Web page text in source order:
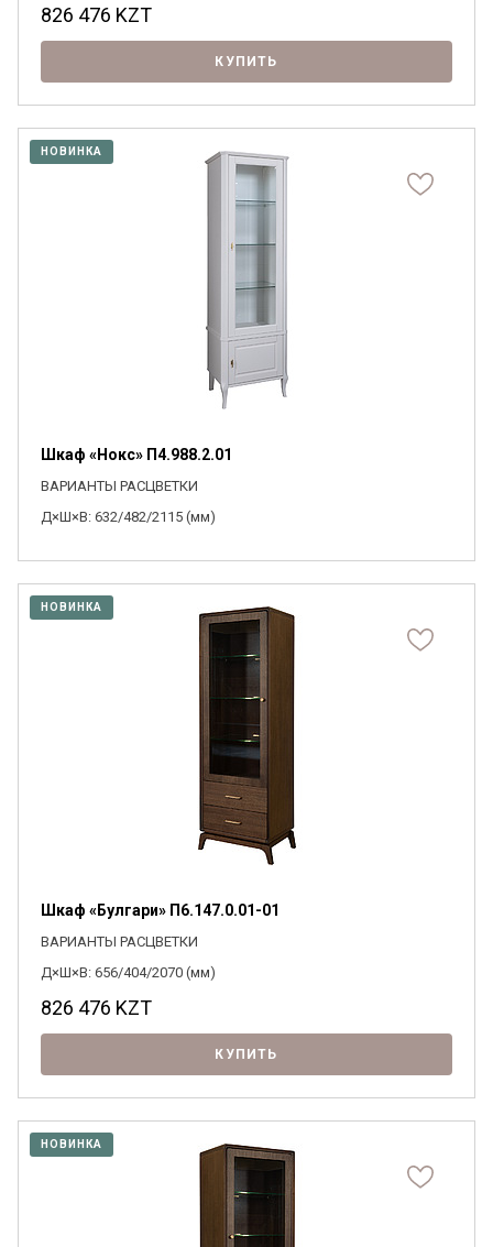
826 476 KZT
КУПИТЬ
НОВИНКА
Шкаф «Нокс» П4.988.2.01
ВАРИАНТЫ РАСЦВЕТКИ
Д×Ш×В: 632/482/2115 (мм)
НОВИНКА
Шкаф «Булгари» П6.147.0.01-01
ВАРИАНТЫ РАСЦВЕТКИ
Д×Ш×В: 656/404/2070 (мм)
826 476 KZT
КУПИТЬ
НОВИНКА